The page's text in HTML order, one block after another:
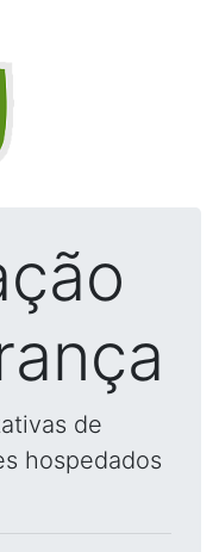
de
hospedados